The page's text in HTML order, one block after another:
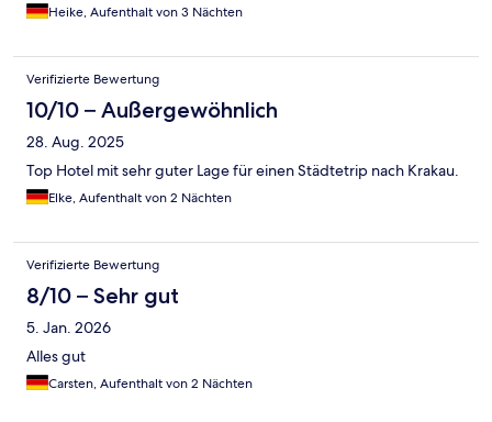
Heike, Aufenthalt von 3 Nächten
Verifizierte Bewertung
10/10 – Außergewöhnlich
28. Aug. 2025
Top Hotel mit sehr guter Lage für einen Städtetrip nach Krakau.
Elke, Aufenthalt von 2 Nächten
Verifizierte Bewertung
8/10 – Sehr gut
5. Jan. 2026
Alles gut
Carsten, Aufenthalt von 2 Nächten